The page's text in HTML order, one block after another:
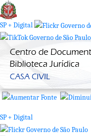
SP + Digital
/governosp
SP + Digital